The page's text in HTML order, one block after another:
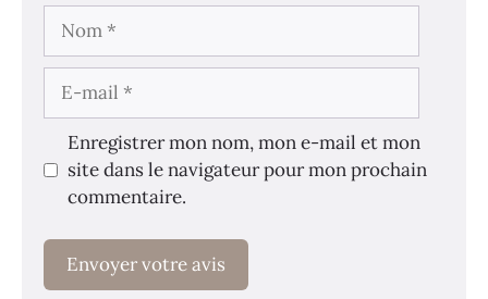
Nom
E-
mail
Enregistrer mon nom, mon e-mail et mon
site dans le navigateur pour mon prochain
commentaire.